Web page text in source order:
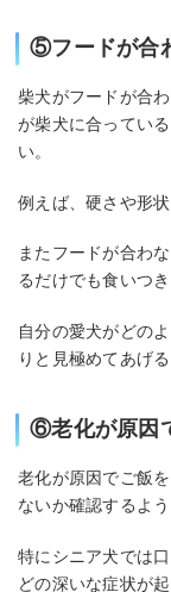
⑤フードが合
柴犬がフードが合
が柴犬に合ってい
い。
例えば、硬さや形
またフードが合わ
るだけでも食いつ
自分の愛犬がどの
りと見極めてあげ
⑥老化が原因
老化が原因でご飯
ないか確認するよ
特にシニア犬では
どの深いな症状が